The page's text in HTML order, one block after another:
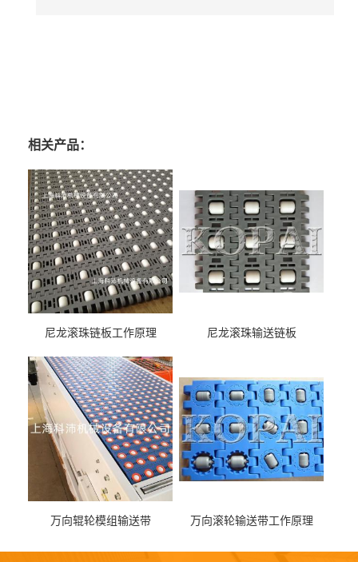
相关产品：
尼龙滚珠链板工作原理 尼龙滚珠输送链板
万向辊轮模组输送带 万向滚轮输送带工作原理